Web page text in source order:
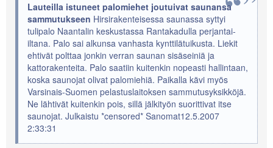
Lauteilla istuneet palomiehet joutuivat saunansa
sammutukseen Hirsirakenteisessa saunassa syttyi
tulipalo Naantalin keskustassa Rantakadulla perjantai-
iltana. Palo sai alkunsa vanhasta kynttilätuikusta. Liekit
ehtivät polttaa jonkin verran saunan sisäseiniä ja
kattorakenteita. Palo saatiin kuitenkin nopeasti hallintaan,
koska saunojat olivat palomiehiä. Paikalla kävi myös
Varsinais-Suomen pelastuslaitoksen sammutusyksikköjä.
Ne lähtivät kuitenkin pois, sillä jälkityön suorittivat itse
saunojat. Julkaistu *censored* Sanomat12.5.2007
2:33:31